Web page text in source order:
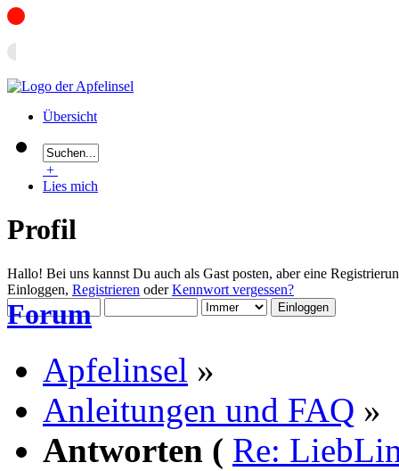
Übersicht
+
Lies mich
Profil
Hallo! Bei uns kannst Du auch als Gast posten, aber eine
Einloggen, Registrieren oderKennwort vergessen?
Forum
Apfelinsel »
Anleitungen und FAQ »
Antworten ( Re: